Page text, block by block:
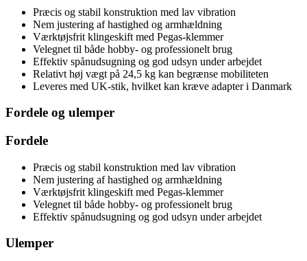
Præcis og stabil konstruktion med lav vibration
Nem justering af hastighed og armhældning
Værktøjsfrit klingeskift med Pegas-klemmer
Velegnet til både hobby- og professionelt brug
Effektiv spånudsugning og god udsyn under arbejdet
Relativt høj vægt på 24,5 kg kan begrænse mobiliteten
Leveres med UK-stik, hvilket kan kræve adapter i Danmark
Fordele og ulemper
Fordele
Præcis og stabil konstruktion med lav vibration
Nem justering af hastighed og armhældning
Værktøjsfrit klingeskift med Pegas-klemmer
Velegnet til både hobby- og professionelt brug
Effektiv spånudsugning og god udsyn under arbejdet
Ulemper